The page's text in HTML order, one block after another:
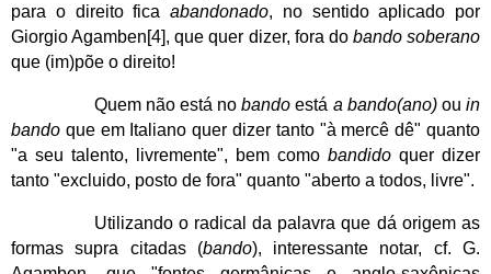
para o direito fica abandonado, no sentido aplicado por
Giorgio Agamben[4], que quer dizer, fora do bando soberano
que (im)põe o direito!
Quem não está nobando está a bando(ano)ouin
bando que em Italiano quer dizer tanto "à mercê dê" quanto
"a seu talento, livremente", bem como bandido quer dizer
tanto "excluido, posto de fora" quanto "aberto a todos, livre".
Utilizando o radical da palavra que dá origem as
formas supra citadas (bando), interessante notar, cf. G.